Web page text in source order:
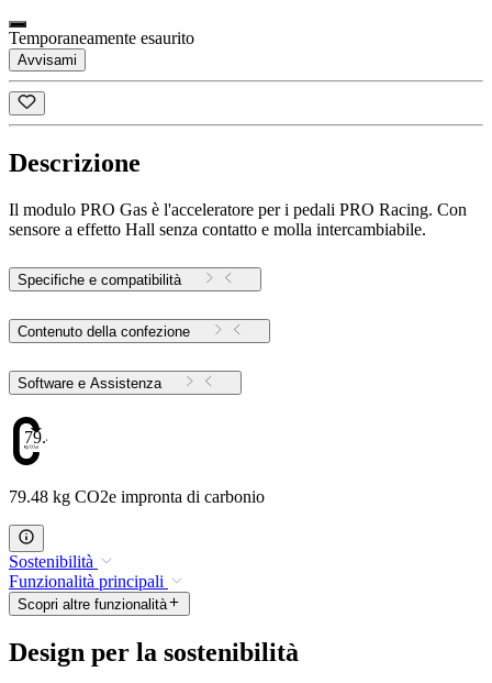
Temporaneamente esaurito
Avvisami
Descrizione
Il modulo PRO Gas è l'acceleratore per i pedali PRO Racing. Con
sensore a effetto Hall senza contatto e molla intercambiabile.
Specifiche e compatibilità
Contenuto della confezione
Software e Assistenza
79.48
79.48 kg CO2e impronta di carbonio
Sostenibilità
Funzionalità principali
Scopri altre funzionalità
Design per la sostenibilità